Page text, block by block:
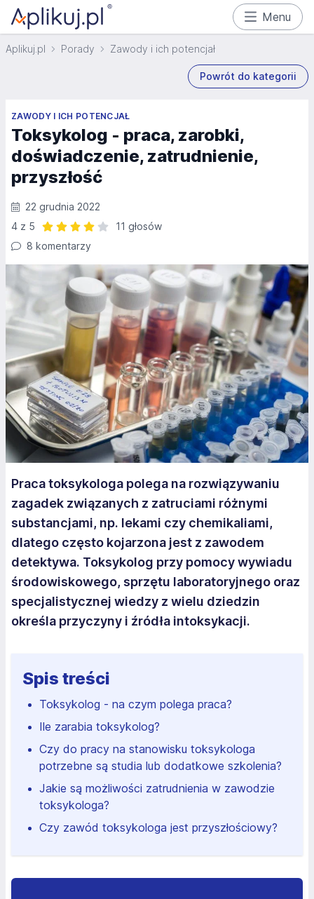
Menu
Aplikuj.pl Porady Zawody i ich potencjał
Powrót do kategorii
ZAWODY I ICH POTENCJAŁ
Toksykolog - praca, zarobki,
doświadczenie, zatrudnienie,
przyszłość
22 grudnia 2022
4 z 5
11 głosów
8 komentarzy
Praca toksykologa polega na rozwiązywaniu
zagadek związanych z zatruciami różnymi
substancjami, np. lekami czy chemikaliami,
dlatego często kojarzona jest z zawodem
detektywa. Toksykolog przy pomocy wywiadu
środowiskowego, sprzętu laboratoryjnego oraz
specjalistycznej wiedzy z wielu dziedzin
określa przyczyny i źródła intoksykacji.
Spis treści
Toksykolog - na czym polega praca?
Ile zarabia toksykolog?
Czy do pracy na stanowisku toksykologa
potrzebne są studia lub dodatkowe szkolenia?
Jakie są możliwości zatrudnienia w zawodzie
toksykologa?
Czy zawód toksykologa jest przyszłościowy?